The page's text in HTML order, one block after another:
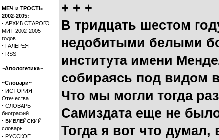
МЕЧ и ТРОСТЬ
2002-2005:
· АРХИВ СТАРОГО
МИТ 2002-2005
годов
· ГАЛЕРЕЯ
· RSS
~Апологетика~
~Словари~
· ИСТОРИЯ
Отечества
· СЛОВАРЬ
биографий
· БИБЛЕЙСКИЙ
словарь
· РУССКОЕ
+ + +
В тридцать шестом
недобитыми белыми
института имени
собираясь под видом
Что мы могли тогда
Самиздата еще не
Тогда я вот что